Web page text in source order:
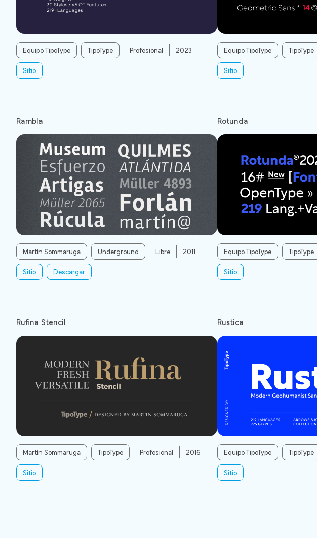
Profesional
2023
Sitio
Equipo TipoType TipoType
Sitio
Equipo TipoType TipoType
Rambla
Libre
2011
Sitio
Martín Sommaruga
Underground
Descargar
Rotunda
Sitio
Equipo TipoType TipoType
Rufina Stencil
Profesional
2016
Sitio
Martín Sommaruga TipoType
Rustica
Sitio
Equipo TipoType TipoType